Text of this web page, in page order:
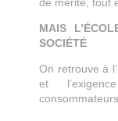
MAIS
SOCIÉTÉ
On retrouve à
et